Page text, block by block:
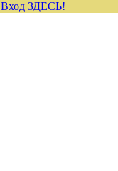
Вход ЗДЕСЬ!